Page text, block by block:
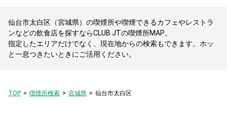
仙台市太白区（宮城県）の喫煙所や喫煙できるカフェやレストラ
ンなどの飲食店を探すならCLUB JTの喫煙所MAP。
指定したエリアだけでなく、現在地からの検索もできます。ホッ
と一息つきたいときにご活用ください。
TOP 喫煙所検索 宮城県 仙台市太白区